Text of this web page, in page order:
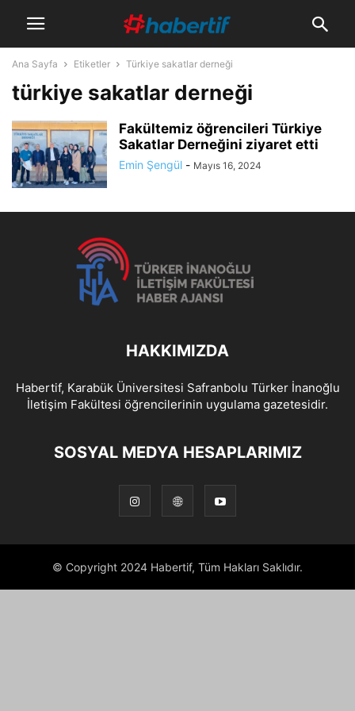
Ana Sayfa Etiketler Türkiye sakatlar derneği
türkiye sakatlar derneği
Fakültemiz öğrencileri Türkiye
Sakatlar Derneğini ziyaret etti
Emin Şengül - Mayıs 16, 2024
HAKKIMIZDA
Habertif, Karabük Üniversitesi Safranbolu Türker İnanoğlu
İletişim Fakültesi öğrencilerinin uygulama gazetesidir.
SOSYAL MEDYA HESAPLARIMIZ
© Copyright 2024 Habertif, Tüm Hakları Saklıdır.